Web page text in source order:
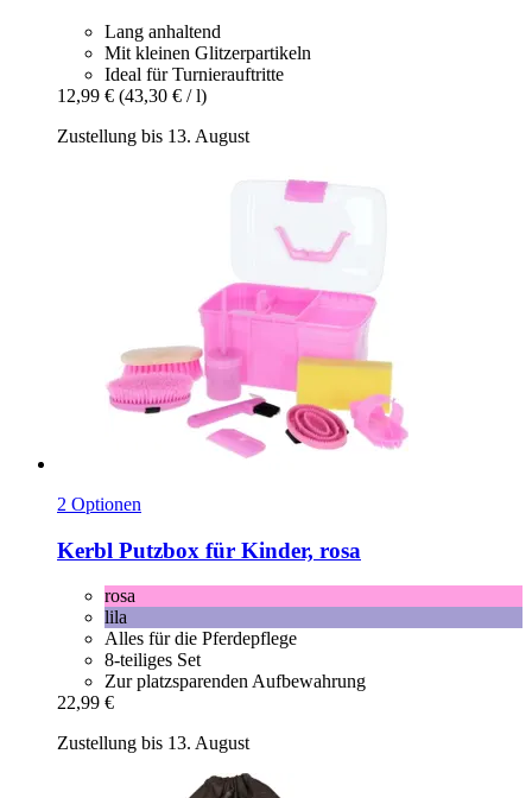
Lang anhaltend
Mit kleinen Glitzerpartikeln
Ideal für Turnierauftritte
12,99 € (43,30 € / l)
Zustellung bis 13. August
2 Optionen
Kerbl Putzbox für Kinder, rosa
rosa
lila
Alles für die Pferdepflege
8-teiliges Set
Zur platzsparenden Aufbewahrung
22,99 €
Zustellung bis 13. August